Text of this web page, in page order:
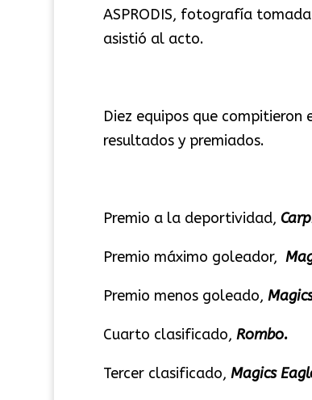
ASPRODIS, fotografía
asistió al acto.
Diez equipos que compitieron
resultados y premiados.
Premio a la deportividad,
Premio máximo goleador,
Premio menos goleado,
Cuarto clasificado, Rombo.
Tercer clasificado, Magics